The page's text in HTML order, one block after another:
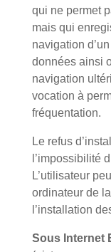
qui ne permet
mais qui
navigation
données ainsi
navigation
vocation à
fréquentation.
Le refus
l’impossibilité
L’utilisateur
ordinateur de
l’installation
Sous Internet